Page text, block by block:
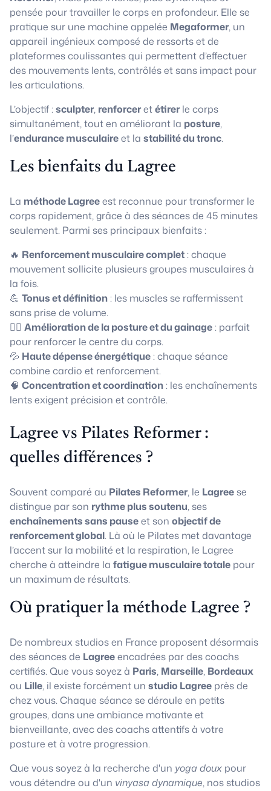
pensée pour travailler le corps en profondeur. Elle se
pratique sur une machine appelée Megaformer, un
appareil ingénieux composé de ressorts et de
plateformes coulissantes qui permettent d’effectuer
des mouvements lents, contrôlés et sans impact pour
les articulations.
L’objectif :sculpter, renforceretétirerle corps
simultanément, tout en améliorant la posture,
l’endurance musculaireet la stabilité du tronc.
Les bienfaits du Lagree
La méthode Lagreeest reconnue pour transformer le
corps rapidement, grâce à des séances de 45 minutes
seulement. Parmi ses principaux bienfaits :
🔥 Renforcement musculaire complet: chaque
mouvement sollicite plusieurs groupes musculaires à
la fois.
💪 Tonus et définition: les muscles se raffermissent
sans prise de volume.
🧘‍♀️ Amélioration de la posture et du gainage: parfait
pour renforcer le centre du corps.
💦 Haute dépense énergétique: chaque séance
combine cardio et renforcement.
🧠 Concentration et coordination: les enchaînements
lents exigent précision et contrôle.
Lagree vs Pilates Reformer :
quelles différences ?
Souvent comparé au Pilates Reformer, le Lagree se
distingue par son rythme plus soutenu, ses
enchaînements sans pauseet son objectif de
renforcement global. Là où le Pilates met davantage
l’accent sur la mobilité et la respiration, le Lagree
cherche à atteindre la fatigue musculaire totale pour
un maximum de résultats.
Où pratiquer la méthode Lagree ?
De nombreux studios en France proposent désormais
des séances de Lagreeencadrées par des coachs
certifiés. Que vous soyez à Paris, Marseille, Bordeaux
ou Lille, il existe forcément un studio Lagree près de
chez vous. Chaque séance se déroule en petits
groupes, dans une ambiance motivante et
bienveillante, avec des coachs attentifs à votre
posture et à votre progression.
Que vous soyez à la recherche d'un yoga doux pour
vous détendre ou d'un vinyasa dynamique, nos studios